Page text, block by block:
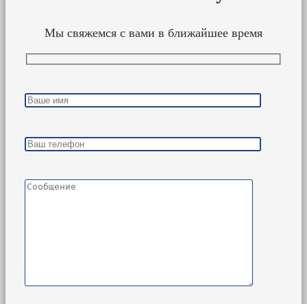
Мы свяжемся с вами в ближайшее время